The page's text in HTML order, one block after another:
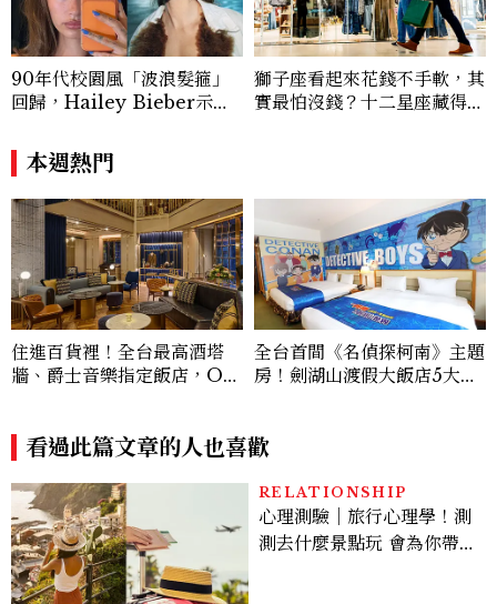
0篇深度專題「MC開房間」、260 篇以上
「玩咖懶人包」盤點類文章，致力用專業視
角提供讀者最新話題、兼具風格與實用的高
品質生活旅遊靈感內容。 Contact：ben
ny_yang@mctw.com.tw
90年代校園風「波浪髮箍」
回歸，Hailey Bieber示範
u髮箍未開賣先爆紅！
獅子座看起來花錢不手軟，其
實最怕沒錢？十二星座藏得最
本週熱門
住進百貨裡！全台最高酒塔
牆、爵士音樂指定飯店，OK
全台首間《名偵探柯南》主題
房！劍湖山渡假大飯店5大角
看過此篇文章的人也喜歡
RELATIONSHIP
心理測驗｜旅行心理學！測
測去什麼景點玩 會為你帶來